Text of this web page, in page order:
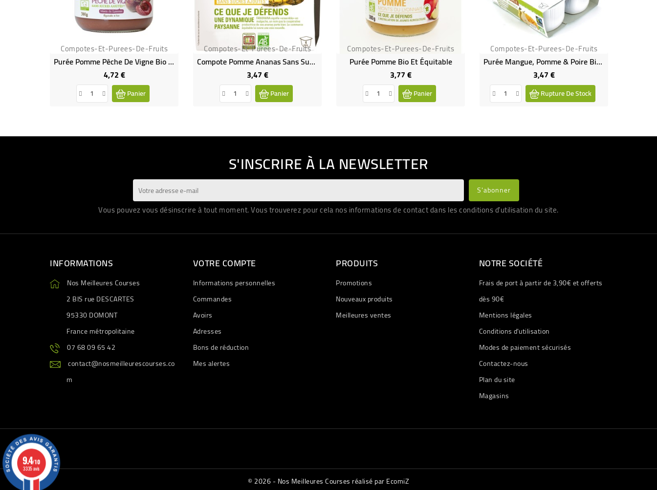
Compotes-Et-Purees-De-Fruits
Purée Pomme Pêche De Vigne Bio Et Équitable
4,72 €Prix
Panier
Compotes-Et-Purees-De-Fruits
Compote Pomme Ananas Sans Sucre Ajoutés Bio Et Équitable
3,47 €Prix
Panier
Compotes-Et-Purees-De-Fruits
Purée Pomme Bio Et Équitable
3,77 €Prix
Panier
Compotes-Et-Purees-De-Fruits
Purée Mangue, Pomme & Poire Bio Et Équitable
3,47 €Prix
Rupture De Stock
S'INSCRIRE À LA NEWSLETTER
Vous pouvez vous désinscrire à tout moment. Vous trouverez pour cela nos informations de contact dans les conditions d'utilisation du site.
INFORMATIONS
Nos Meilleures Courses
2 BIS rue DESCARTES
95330 DOMONT
France métropolitaine
07 68 09 65 42
contact@nosmeilleurescourses.co
m
VOTRE COMPTE
Informations personnelles
Commandes
Avoirs
Adresses
Bons de réduction
Mes alertes
PRODUITS
Promotions
Nouveaux produits
Meilleures ventes
NOTRE SOCIÉTÉ
Frais de port à partir de 3,90€ et offerts
dès 90€
Mentions légales
Conditions d'utilisation
Modes de paiement sécurisés
Contactez-nous
Plan du site
Magasins
© 2026 - Nos Meilleures Courses réalisé par EcomiZ
9.4/10
3335 avis